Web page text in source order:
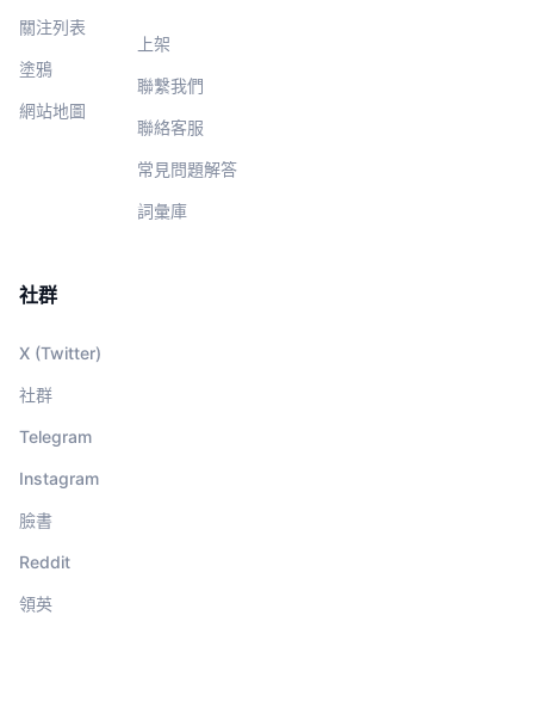
關注列表
塗鴉
網站地圖
上架
聯繫我們
聯絡客服
常見問題解答
詞彙庫
社群
X (Twitter)
社群
Telegram
Instagram
臉書
Reddit
領英